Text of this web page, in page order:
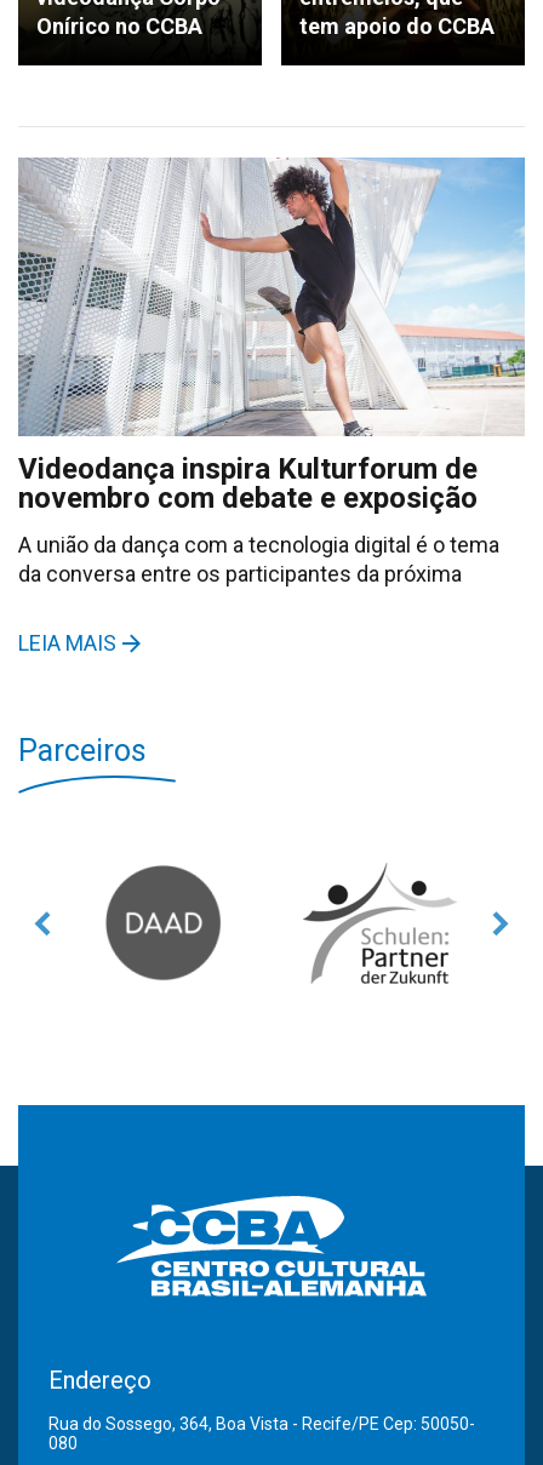
Onírico no CCBA
tem apoio do CCBA
Videodança inspira Kulturforum de
novembro com debate e exposição
A união da dança com a tecnologia digital é o tema
da conversa entre os participantes da próxima
LEIA MAIS
Parceiros
Endereço
Rua do Sossego, 364, Boa Vista - Recife/PE Cep: 50050-
080